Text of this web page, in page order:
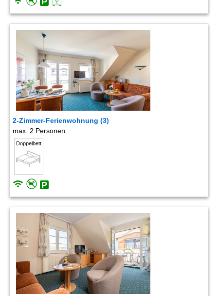
2-Zimmer-Ferienwohnung (3)
max. 2 Personen
Doppelbett